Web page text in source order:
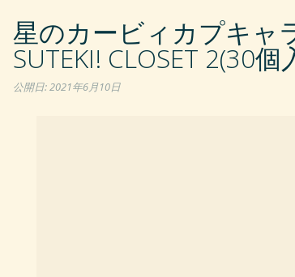
星のカービィカプキャ
SUTEKI! CLOSET 2(30個
公開日:2021年6月10日